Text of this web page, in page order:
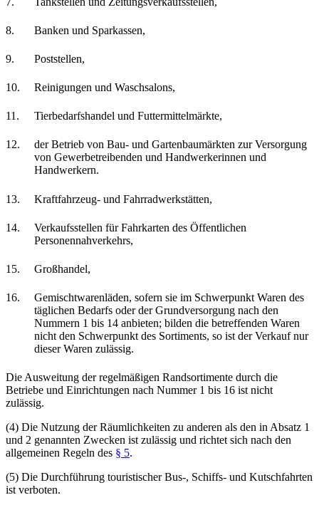
8. Banken und Sparkassen,
9. Poststellen,
10. Reinigungen und Waschsalons,
11. Tierbedarfshandel und Futtermittelmärkte,
12.
der Betrieb von Bau- und Gartenbaumärkten zur Versorgung
von Gewerbetreibenden und Handwerkerinnen und
Handwerkern.
13. Kraftfahrzeug- und Fahrradwerkstätten,
14.
Verkaufsstellen für Fahrkarten des Öffentlichen
Personennahverkehrs,
15. Großhandel,
16.
Gemischtwarenläden, sofern sie im Schwerpunkt Waren des
täglichen Bedarfs oder der Grundversorgung nach den
Nummern 1 bis 14 anbieten; bilden die betreffenden Waren
nicht den Schwerpunkt des Sortiments, so ist der Verkauf nur
dieser Waren zulässig.
Die Ausweitung der regelmäßigen Randsortimente durch die
Betriebe und Einrichtungen nach Nummer 1 bis 16 ist nicht
zulässig.
(4) Die Nutzung der Räumlichkeiten zu anderen als den in Absatz 1
und 2 genannten Zwecken ist zulässig und richtet sich nach den
allgemeinen Regeln des § 5.
(5) Die Durchführung touristischer Bus-, Schiffs- und Kutschfahrten
ist verboten.